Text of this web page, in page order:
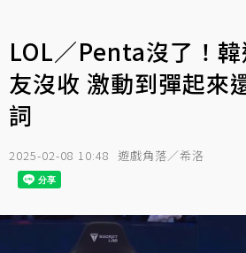
LOL／Penta沒了！
友沒收 激動到彈起來
詞
2025-02-08 10:48 遊戲角落／希洛